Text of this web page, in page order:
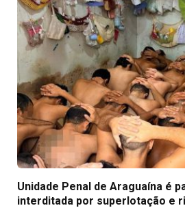
Unidade Penal de Araguaína é
interditada por superlotação e